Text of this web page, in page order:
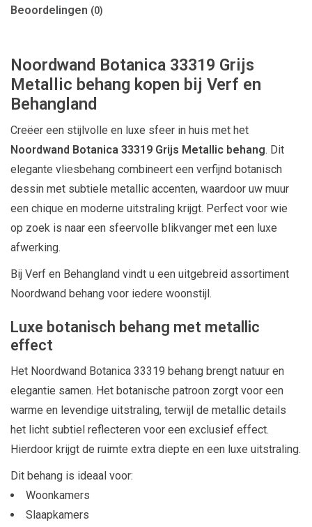
Beoordelingen (0)
Noordwand Botanica 33319 Grijs
Metallic behang kopen bij Verf en
Behangland
Creëer een stijlvolle en luxe sfeer in huis met het
Noordwand Botanica 33319 Grijs Metallic behang. Dit
elegante vliesbehang combineert een verfijnd botanisch
dessin met subtiele metallic accenten, waardoor uw muur
een chique en moderne uitstraling krijgt. Perfect voor wie
op zoek is naar een sfeervolle blikvanger met een luxe
afwerking.
Bij Verf en Behangland vindt u een uitgebreid assortiment
Noordwand behang voor iedere woonstijl.
Luxe botanisch behang met metallic
effect
Het Noordwand Botanica 33319 behang brengt natuur en
elegantie samen. Het botanische patroon zorgt voor een
warme en levendige uitstraling, terwijl de metallic details
het licht subtiel reflecteren voor een exclusief effect.
Hierdoor krijgt de ruimte extra diepte en een luxe uitstraling.
Dit behang is ideaal voor:
Woonkamers
Slaapkamers